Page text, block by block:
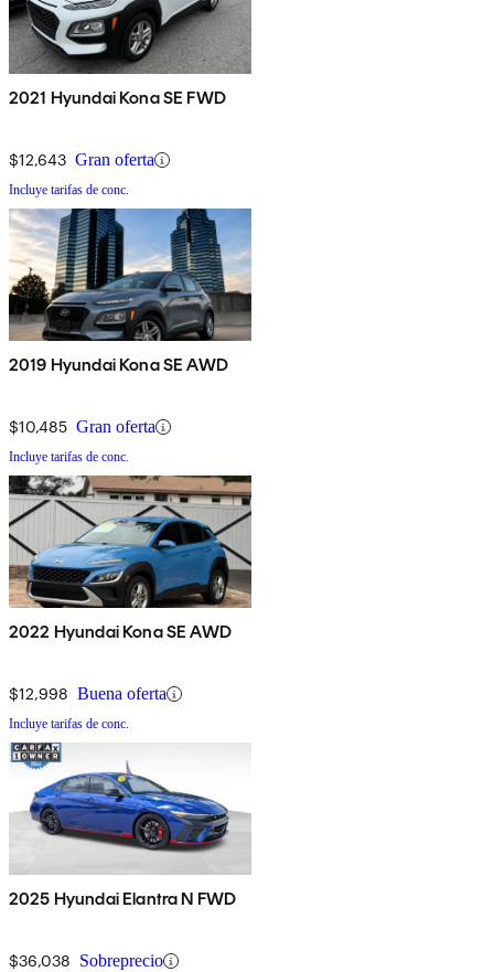
2021 Hyundai Kona SE FWD
$12,643 Gran oferta
Incluye tarifas de conc.
2019 Hyundai Kona SE AWD
$10,485 Gran oferta
Incluye tarifas de conc.
2022 Hyundai Kona SE AWD
$12,998 Buena oferta
Incluye tarifas de conc.
2025 Hyundai Elantra N FWD
$36,038 Sobreprecio